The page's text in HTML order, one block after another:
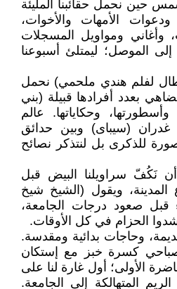
حين نحمل حقائبنا المليئة
ودعوات الأمهات والأخوات،
وأغاني ومواويل المسجلات
الموصل؛ ليمتلئ أسبوعنا
لفلم هندي ملحمي) نحمل
بعدد أفرادها قبيلة (بني
وحكاياتها. عالم
(سيباى) وبين حدائق
للذكرى بل لنتذكر نصائح
أن نَكُفّ سراويلنا البيض قبل
المدينة، ويقول (الشيخ شيخ
قبل صعود درجات الجامعة،
الحزام في كل الأوقات.
وحاجات بدائية ومقدسة.
كسرة خبز مع إستكان
الأولى؛ أول غارة لنا على
المتهالكة إلى الجامعة.